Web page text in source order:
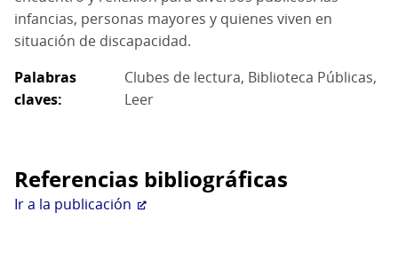
infancias, personas mayores y quienes viven en
situación de discapacidad.
Palabras
claves
Clubes de lectura Biblioteca Públicas
Leer
Referencias bibliográficas
Ir a la publicación